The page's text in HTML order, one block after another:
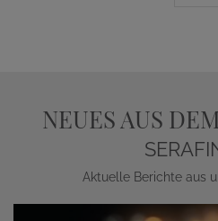
NEUES AUS
Aktuelle Berichte aus